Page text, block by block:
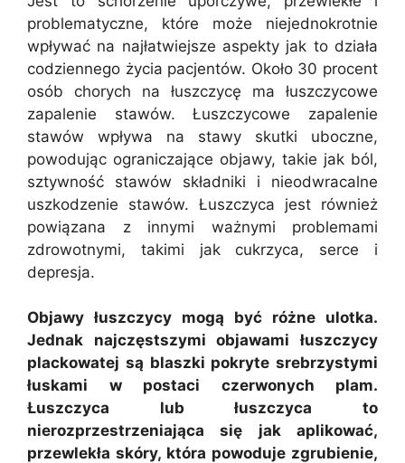
problematyczne, które może niejednokrotnie
wpływać na najłatwiejsze aspekty jak to działa
codziennego życia pacjentów. Około 30 procent
osób chorych na łuszczycę ma łuszczycowe
zapalenie stawów. Łuszczycowe zapalenie
stawów wpływa na stawy skutki uboczne,
powodując ograniczające objawy, takie jak ból,
sztywność stawów składniki i nieodwracalne
uszkodzenie stawów. Łuszczyca jest również
powiązana z innymi ważnymi problemami
zdrowotnymi, takimi jak cukrzyca, serce i
depresja.
Objawy łuszczycy mogą być różne ulotka.
Jednak najczęstszymi objawami łuszczycy
plackowatej są blaszki pokryte srebrzystymi
łuskami w postaci czerwonych plam.
Łuszczyca lub łuszczyca to
nierozprzestrzeniająca się jak aplikować,
przewlekła skóry, która powoduje zgrubienie,